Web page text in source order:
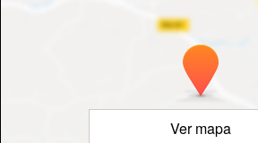
Ver mapa